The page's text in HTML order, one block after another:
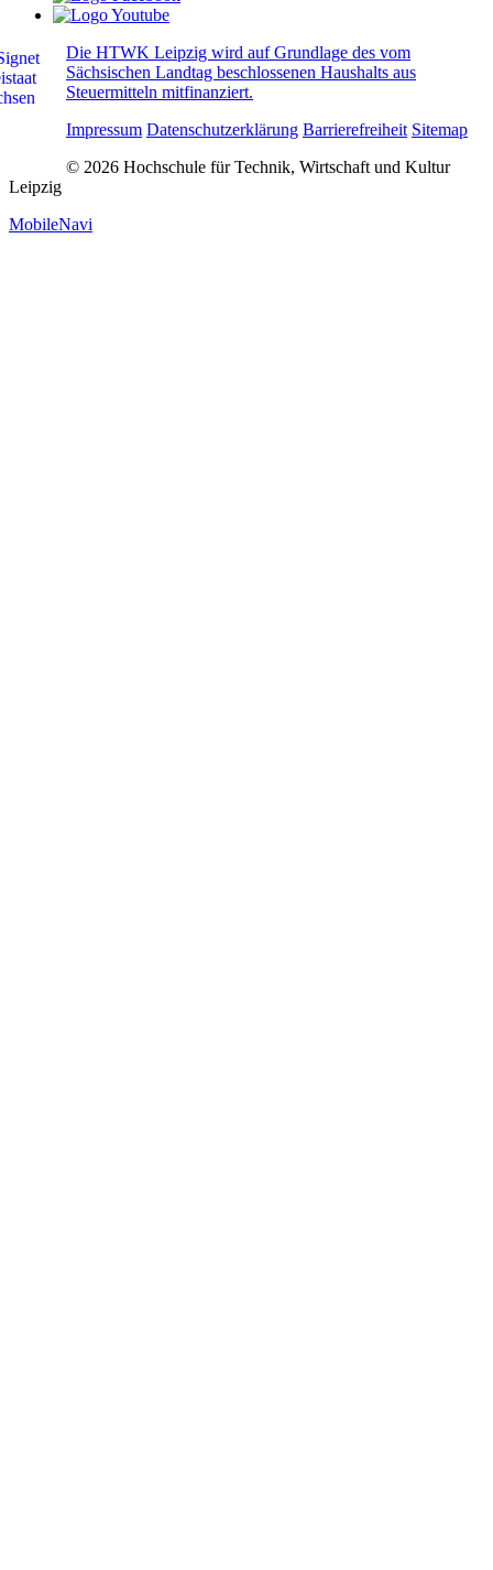
Die HTWK Leipzig wird auf Grundlage des vom
Sächsischen Landtag beschlossenen Haushalts aus
Steuermitteln mitfinanziert.
Impressum Datenschutzerklärung Barrierefreiheit Sitemap
© 2026 Hochschule für Technik, Wirtschaft und Kultur
Leipzig
MobileNavi